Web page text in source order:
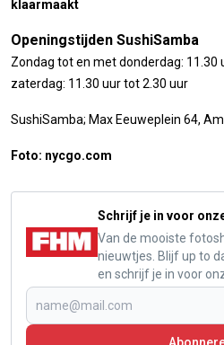
klaarmaakt
Openingstijden SushiSamba
Zondag tot en met donderdag: 11.30
zaterdag: 11.30 uur tot 2.30 uur
SushiSamba; Max Eeuweplein 64,
Foto: nycgo.com
Schrijf je in voor
Van de mooiste
nieuwtjes. Blijf up to
en schrijf je in voor